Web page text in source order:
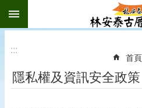
跳到主要內容區塊
:::
首頁
隱私權及資訊安全政策